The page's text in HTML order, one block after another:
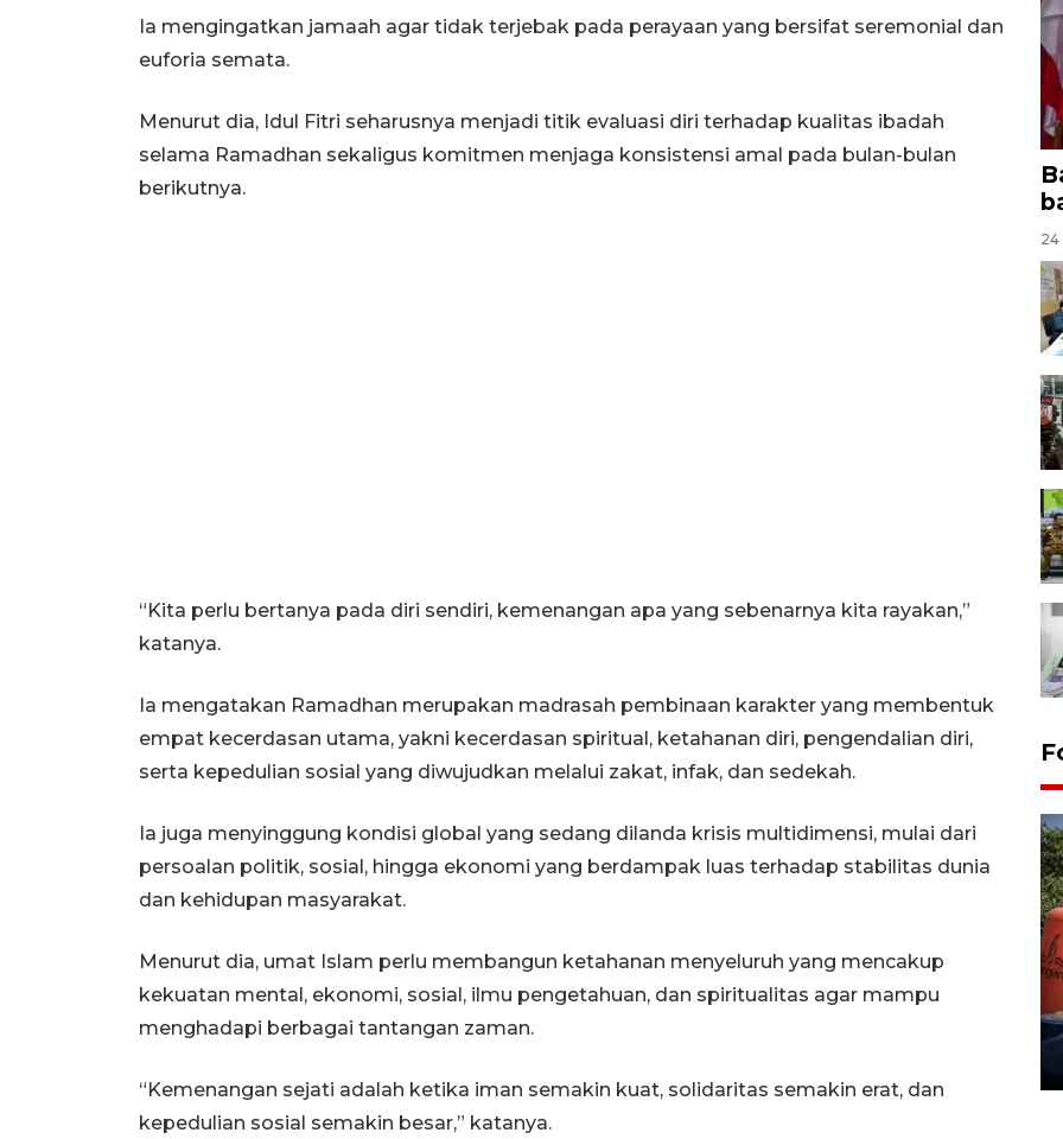
Ia mengingatkan jamaah agar tidak terjebak pada perayaan yang bersifat seremonial dan
euforia semata.
Menurut dia, Idul Fitri seharusnya menjadi titik evaluasi diri terhadap kualitas ibadah
selama Ramadhan sekaligus komitmen menjaga konsistensi amal pada bulan-bulan
berikutnya.
“Kita perlu bertanya pada diri sendiri, kemenangan apa yang sebenarnya kita rayakan,”
katanya.
Ia mengatakan Ramadhan merupakan madrasah pembinaan karakter yang membentuk
empat kecerdasan utama, yakni kecerdasan spiritual, ketahanan diri, pengendalian diri,
serta kepedulian sosial yang diwujudkan melalui zakat, infak, dan sedekah.
Ia juga menyinggung kondisi global yang sedang dilanda krisis multidimensi, mulai dari
persoalan politik, sosial, hingga ekonomi yang berdampak luas terhadap stabilitas dunia
dan kehidupan masyarakat.
Menurut dia, umat Islam perlu membangun ketahanan menyeluruh yang mencakup
kekuatan mental, ekonomi, sosial, ilmu pengetahuan, dan spiritualitas agar mampu
menghadapi berbagai tantangan zaman.
“Kemenangan sejati adalah ketika iman semakin kuat, solidaritas semakin erat, dan
kepedulian sosial semakin besar,” katanya.
24
Kemarau memuncak, air
Waduk Delingan Karanganyar